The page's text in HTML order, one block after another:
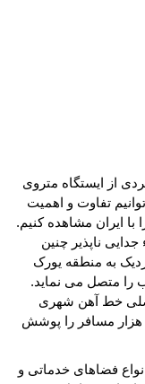
از ایستگاه متروی
تفاوت و اهمیت
با ایران مشاهده کنیم.
ناپذیر چنین
به منطقه یورک
متصل می نماید.
اصلی خط آهن شهری
کانادا به شمار می رود که روزانه جابجایی 20 هزار مسافر را پوشش
خودرو، انواع فضاهای خدماتی و